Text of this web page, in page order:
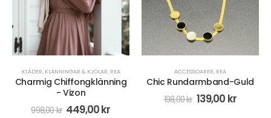
KLÄDER, KLÄNNINGAR & KJOLAR, REA
Charmig Chiffongklänning
- Vizon
998,00kr 449,00kr
ACCESSOARER, REA
Chic Rundarmband-Guld
198,00kr 139,00 kr